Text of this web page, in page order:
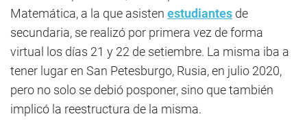
Matemática, a la que asisten estudiantes de
secundaria, se realizó por primera vez de forma
virtual los días 21 y 22 de setiembre. La misma iba a
tener lugar en San Petesburgo, Rusia, en julio 2020,
pero no solo se debió posponer, sino que también
implicó la reestructura de la misma.